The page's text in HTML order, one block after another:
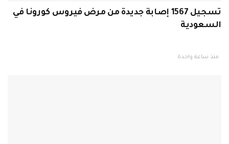
تسجيل 1567 إصابة جديدة من مرض فيروس كورونا في
السعودية
منذ ساعة واحدة